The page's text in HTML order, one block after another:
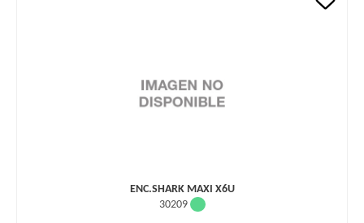
ENC.SHARK MAXI X6U
30209